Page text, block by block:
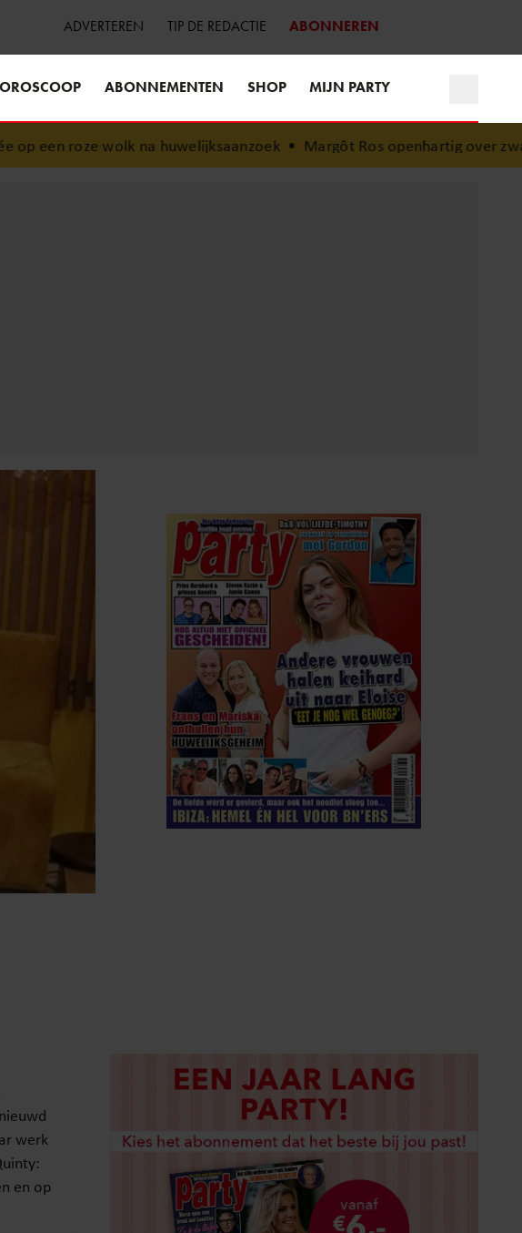
ADVERTEREN TIP DE REDACTIE ABONNEREN
ABONNEMENTEN SHOP MIJN PARTY
na huwelijksaanzoek•Margôt Ros openhartig over zwaar ongeluk:
werk
en op